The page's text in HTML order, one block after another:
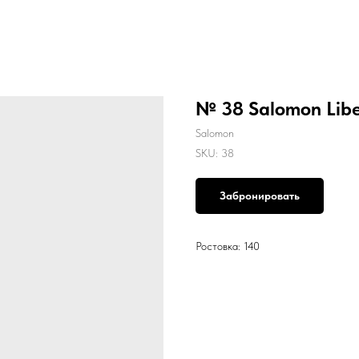
№ 38 Salomon
Salomon
SKU: 38
Забронировать
Ростовка: 140